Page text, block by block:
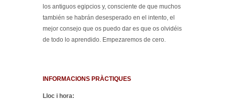
los antiguos egipcios y, consciente de que muchos
también se habrán desesperado en el intento, el
mejor consejo que os puedo dar es que os olvidéis
de todo lo aprendido. Empezaremos de cero.
INFORMACIONS PRÀCTIQUES
Lloc i hora: